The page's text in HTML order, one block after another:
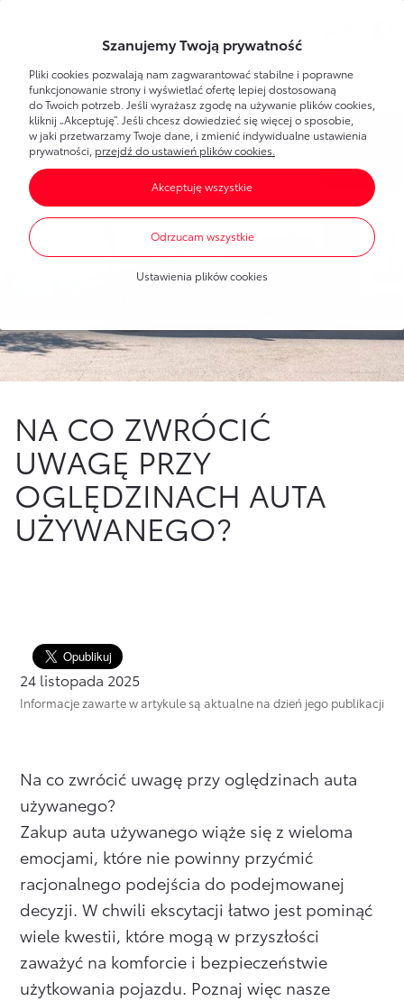
Szanujemy Twoją prywatność
Pliki cookies pozwalają nam zagwarantować stabilne i poprawne
funkcjonowanie strony i wyświetlać ofertę lepiej dostosowaną
do Twoich potrzeb. Jeśli wyrażasz zgodę na używanie plików cookies,
kliknij „Akceptuję”. Jeśli chcesz dowiedzieć się więcej o sposobie,
w jaki przetwarzamy Twoje dane, i zmienić indywidualne ustawienia
prywatności, przejdź do ustawień plików cookies.
Akceptuję wszystkie
Odrzucam wszystkie
Ustawienia plików cookies
Dla Ciebie
Produktydla każdego
Konta bankowe
Finansowanie Toyoty
Finansowanie Lexusa
Ubezpieczenia
Usługi Dilera
Dla Firmy
Finansowanie Lexusa
Finansowanie aut dostawczych
Finansowanie Floty
Konta firmowe
Oszczędzanie
Ubezpieczenia
ToyotaBank
Poznaj Bankowość Elektroniczną
Pierwsze logowanie
Umawianie wizyt w banku
Oprocentowanie
Mobilna Autoryzacja
ToyotaLeasing
Poznaj Portal Klienta
Zawarcie umowy online
Tabela opłat i prowizji
Znajdź Dilera
Dokumenty
Wirtualny Doradca
Formularz kontaktowy
Zobacz wszystkie
Strefa klienta
ToyotaBank
ToyotaLeasing
NA CO ZWRÓCIĆ
UWAGĘ PRZY
OGLĘDZINACH AUTA
UŻYWANEGO?
24 listopada 2025
Informacje zawarte w artykule są aktualne na dzień jego publikacji
Na co zwrócić uwagę przy oględzinach auta
używanego?
Zakup auta używanego wiąże się z wieloma
emocjami, które nie powinny przyćmić
racjonalnego podejścia do podejmowanej
decyzji. W chwili ekscytacji łatwo jest pominąć
wiele kwestii, które mogą w przyszłości
zaważyć na komforcie i bezpieczeństwie
użytkowania pojazdu. Poznaj więc nasze